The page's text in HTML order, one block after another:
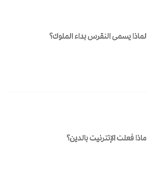
لماذا يسمى النقرس بداء الملوك؟
ماذا فعلت الإنترنيت بالدين؟